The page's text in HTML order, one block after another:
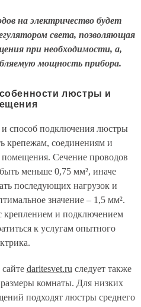
на электричество будет
света, позволяющая
при необходимости, а,
мощность прибора.
люстры и
способ подключения люстры
крепежам, соединениям и
помещения. Сечение проводов
меньше 0,75 мм², иначе
последующих нагрузок и
значение – 1,5 мм².
креплением и подключением
к услугам опытного
daritesvet.ru следует также
комнаты. Для низких
подходят люстры среднего